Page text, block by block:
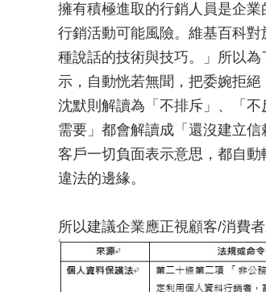
擁有積極進取的行銷人員是企
行銷活動可能風險。維基百科
種說話的技術與技巧。」所以
示，自動恍若無聞，把委婉拒
沈默則解讀為「不排斥」、「
需要」都會解讀成「還沒建立
客戶一切負面表示意思，都自
違法的邊緣。
所以建議企業應正視顧客/消費